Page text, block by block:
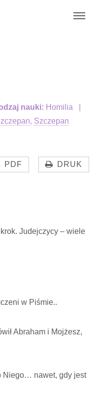
nauki: Homilia
, Szczepan
PDF DRUK
Judejczycy – wiele
w Piśmie..
Abraham i Mojżesz,
Niego… nawet, gdy jest